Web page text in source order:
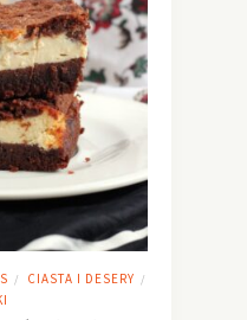
/ CIASTA I DESERY /